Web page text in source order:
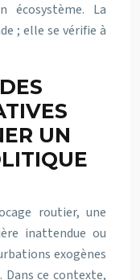
écosystème. La
; elle se vérifie à
UN
routier, une
inattendue ou
exogènes
ce contexte,